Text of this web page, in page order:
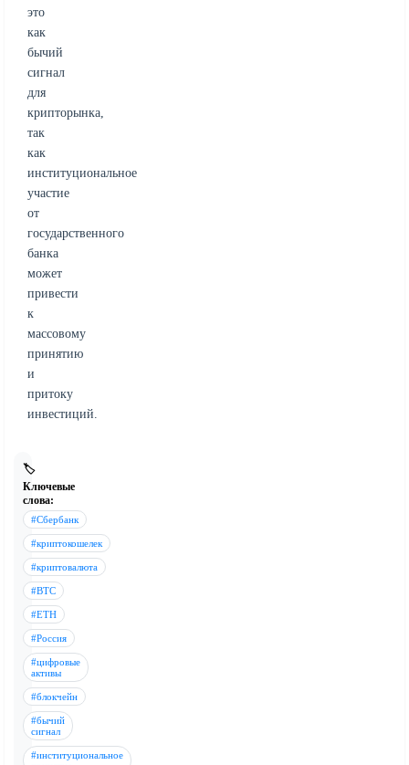
это
как
бычий
сигнал
для
крипторынка,
так
как
институциональное
участие
от
государственного
банка
может
привести
к
массовому
принятию
и
притоку
инвестиций.
🏷️
Ключевые
слова:
#Сбербанк
#криптокошелек
#криптовалюта
#BTC
#ETH
#Россия
#цифровые
активы
#блокчейн
#бычий
сигнал
#институциональное